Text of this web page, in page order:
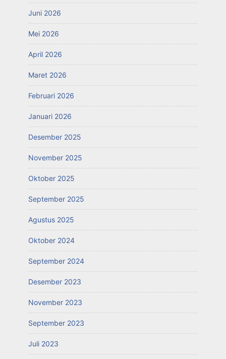
Juni 2026
Mei 2026
April 2026
Maret 2026
Februari 2026
Januari 2026
Desember 2025
November 2025
Oktober 2025
September 2025
Agustus 2025
Oktober 2024
September 2024
Desember 2023
November 2023
September 2023
Juli 2023